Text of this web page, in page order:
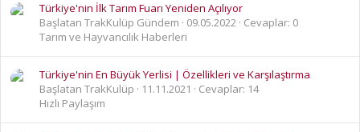
Türkiye'nin İlk Tarım Fuarı Yeniden Açılıyor
Başlatan TrakKulüp Gündem
09.05.2022 Cevaplar: 0
Tarım ve Hayvancılık Haberleri
Türkiye'nin En Büyük Yerlisi | Özellikleri ve Karşılaştırma
Başlatan TrakKulüp
11.11.2021
Cevaplar: 14
Hızlı Paylaşım